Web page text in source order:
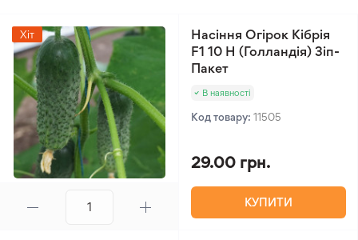
Хіт
Насіння Огірок Кібрія
F1 10 Н (Голландія) Зіп-
Пакет
В наявності
Код товару: 11505
29.00 грн.
КУПИТИ